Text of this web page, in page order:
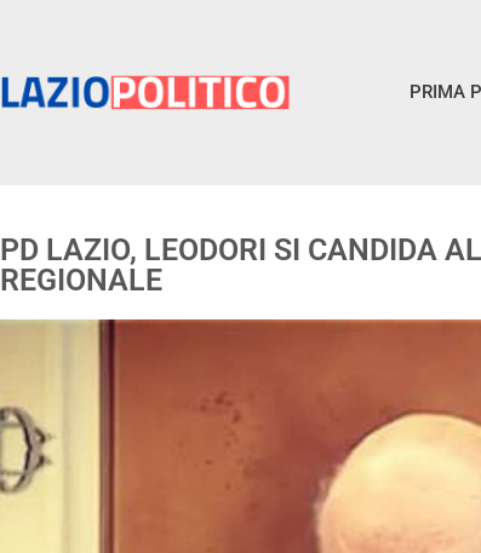
PRIMA
PD LAZIO, LEODORI SI CANDIDA
REGIONALE